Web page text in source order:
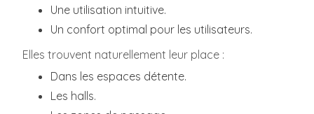
Une utilisation intuitive.
Un confort optimal pour les utilisateurs.
Elles trouvent naturellement leur place :
Dans les espaces détente.
Les halls.